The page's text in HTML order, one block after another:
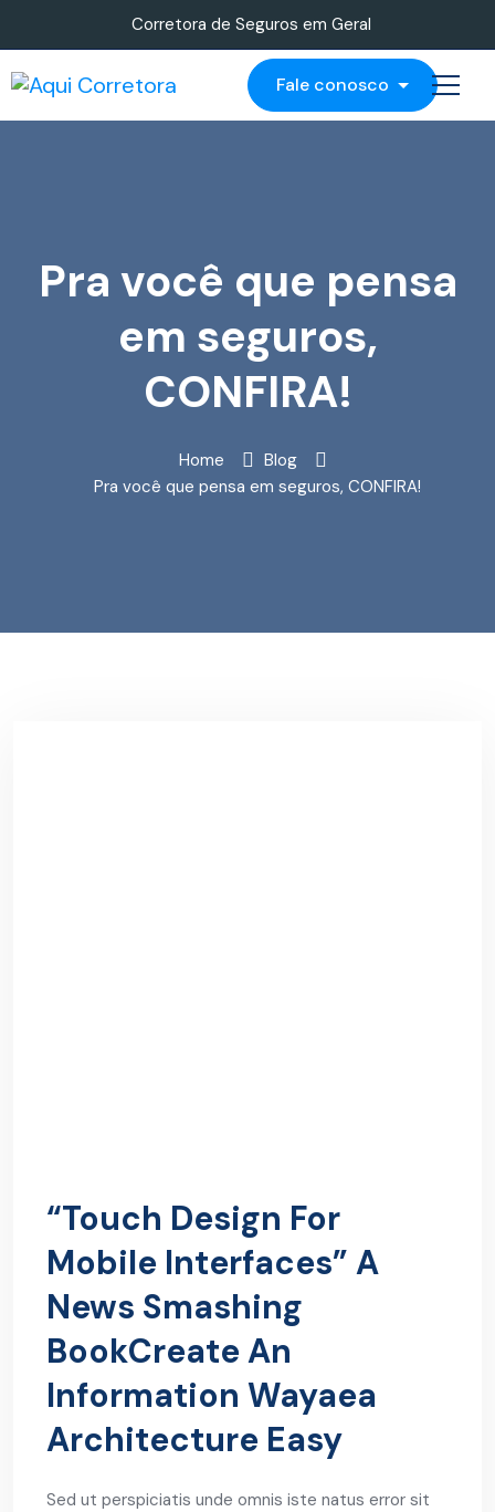
Corretora de Seguros em Geral
Fale conosco
Pra você que pensa
em seguros,
CONFIRA!
Home
Blog
Pra você que pensa em seguros, CONFIRA!
“Touch Design For
Mobile Interfaces” A
News Smashing
BookCreate An
Information Wayaea
Architecture Easy
Sed ut perspiciatis unde omnis iste natus error sit